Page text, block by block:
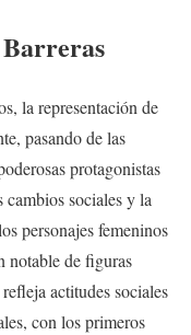
la representación de
pasando de las
protagonistas
cambios sociales y la
personajes femeninos
notable de figuras
actitudes sociales
con los primeros